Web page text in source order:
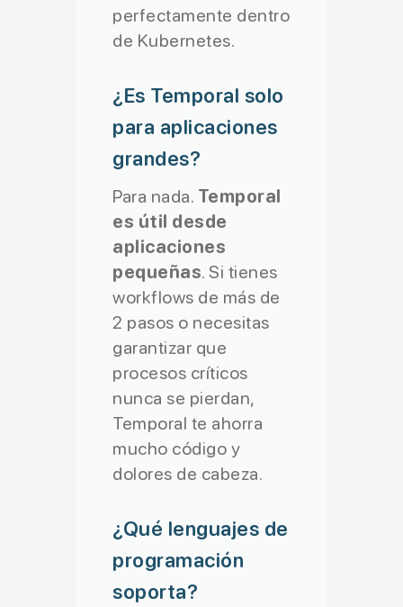
}
perfectamente dentro
de Kubernetes.
¿Es Temporal solo
para aplicaciones
grandes?
Para nada. Temporal
es útil desde
aplicaciones
pequeñas. Si tienes
workflows de más de
2 pasos o necesitas
garantizar que
procesos críticos
nunca se pierdan,
Temporal te ahorra
mucho código y
dolores de cabeza.
¿Qué lenguajes de
programación
soporta?